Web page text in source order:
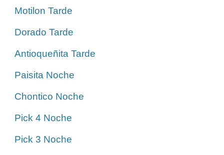
Motilon Tarde
Dorado Tarde
Antioqueñita Tarde
Paisita Noche
Chontico Noche
Pick 4 Noche
Pick 3 Noche